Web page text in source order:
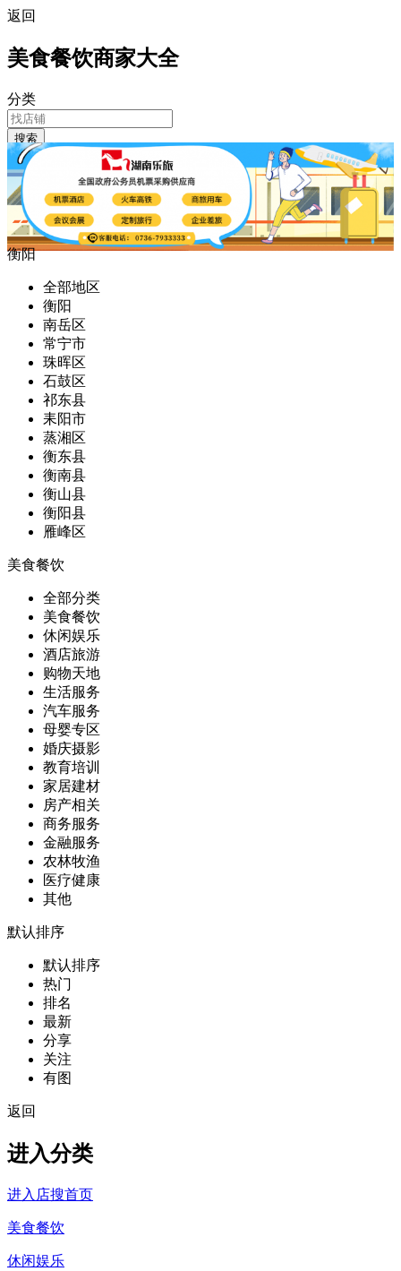
返回
美食餐饮商家大全
分类
搜索
衡阳
全部地区
衡阳
南岳区
常宁市
珠晖区
石鼓区
祁东县
耒阳市
蒸湘区
衡东县
衡南县
衡山县
衡阳县
雁峰区
美食餐饮
全部分类
美食餐饮
休闲娱乐
酒店旅游
购物天地
生活服务
汽车服务
母婴专区
婚庆摄影
教育培训
家居建材
房产相关
商务服务
金融服务
农林牧渔
医疗健康
其他
默认排序
默认排序
热门
排名
最新
分享
关注
有图
返回
进入分类
进入店搜首页
美食餐饮
休闲娱乐